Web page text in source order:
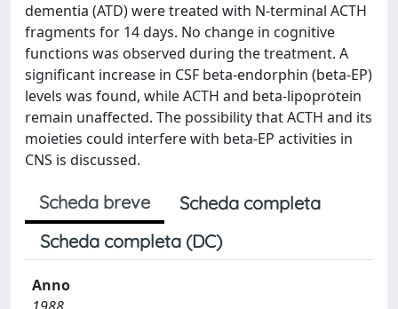
dementia (ATD) were treated with N-terminal ACTH
fragments for 14 days. No change in cognitive
functions was observed during the treatment. A
significant increase in CSF beta-endorphin (beta-EP)
levels was found, while ACTH and beta-lipoprotein
remain unaffected. The possibility that ACTH and its
moieties could interfere with beta-EP activities in
CNS is discussed.
Scheda breve
Scheda completa
Scheda completa (DC)
Anno